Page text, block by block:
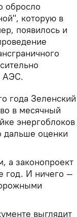
обросло
которую в
появилось и
АЭС.
года Зеленский
в месячный
энергоблоков
оценки
а законопроект
год. И ничего —
выглядит